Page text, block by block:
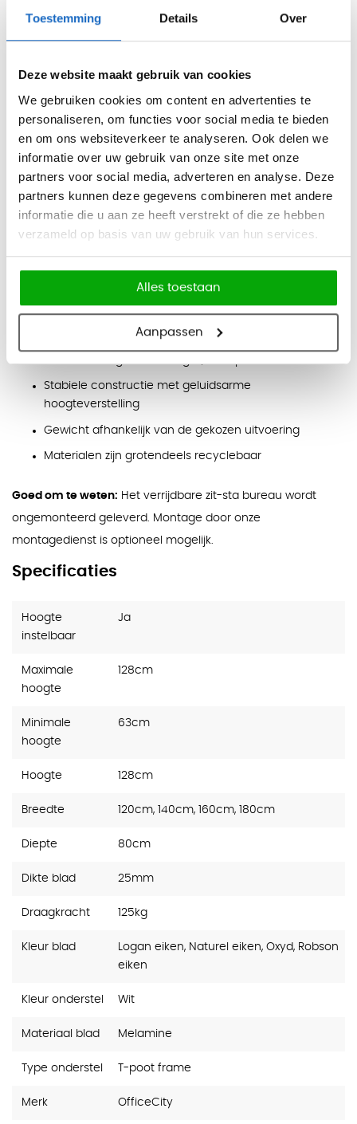
Toestemming Details Over
Deze website maakt gebruik van cookies
We gebruiken cookies om content en advertenties te
personaliseren, om functies voor social media te bieden
en om ons websiteverkeer te analyseren. Ook delen we
informatie over uw gebruik van onze site met onze
partners voor social media, adverteren en analyse. Deze
partners kunnen deze gegevens combineren met andere
informatie die u aan ze heeft verstrekt of die ze hebben
verzameld op basis van uw gebruik van hun services.
Alles toestaan
Aanpassen
Afmetingen
Bladmaat: 200 x 80 cm
Functies
Elektrische hoogteverstelling
LED-display met 3 geheugenstanden
Alarmoptie voor tijdige houdingswissel
Anti-collision systeem van 15 kg
Eigenschappen
Voorzien van 2 motoren en 3 kolommen
Maximaal draagvermogen: 125 kg
Verrijdbaar met blokkeerbare wielen
Stabiele constructie met geluidsarme
hoogteverstelling
Gewicht afhankelijk van de gekozen uitvoering
Materialen zijn grotendeels recyclebaar
Goed om te weten: Het verrijdbare zit-sta bureau wordt
ongemonteerd geleverd. Montage door onze
montagedienst is optioneel mogelijk.
Specificaties
Hoogte
instelbaar
Ja
Maximale
hoogte
128cm
Minimale
hoogte
63cm
Hoogte 128cm
Breedte 120cm, 140cm, 160cm, 180cm
Diepte 80cm
Dikte blad 25mm
Draagkracht 125kg
Kleur blad
Logan eiken, Naturel eiken, Oxyd, Robson
eiken
Kleur onderstel Wit
Materiaal blad Melamine
Type onderstel T-poot frame
Merk OfficeCity